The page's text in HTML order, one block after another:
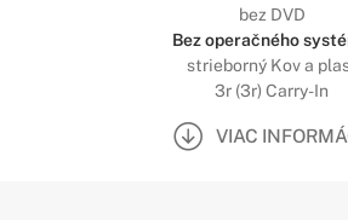
bez DVD
Bez operačného
strieborný Kov a
3r (3r) Carry-In
VIAC